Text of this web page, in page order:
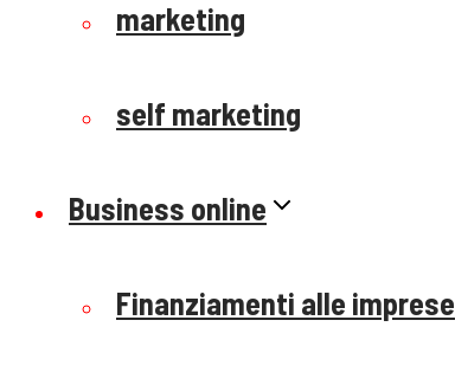
marketing
self marketing
Business online
Finanziamenti alle imprese